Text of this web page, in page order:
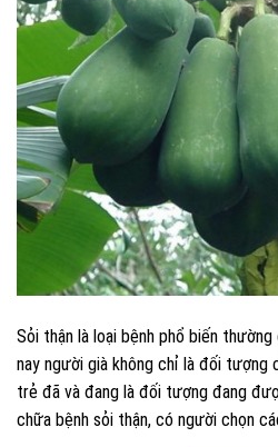
Sỏi thận là loại bệnh phổ biến
nay người già không chỉ là đối tượng
trẻ đã và đang là đối tượng đang
chữa bệnh sỏi thận, có người chọn